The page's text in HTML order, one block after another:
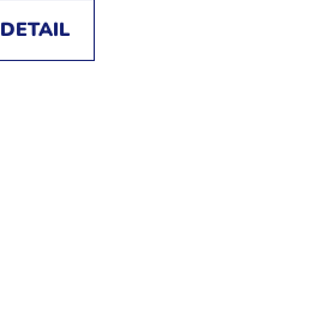
DETAIL